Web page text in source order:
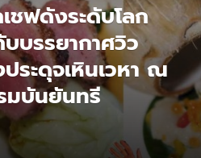
ชฟดังระดับโลก
บรรยากาศวิว
ระดุจเหินเวหา ณ
มบันยันทรี